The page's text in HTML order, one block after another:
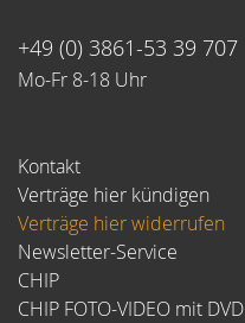
+49 (0) 3861-53 39 707
Mo-Fr 8-18 Uhr
Kontakt
Verträge hier kündigen
Verträge hier widerrufen
Newsletter-Service
CHIP
CHIP FOTO-VIDEO mit DVD